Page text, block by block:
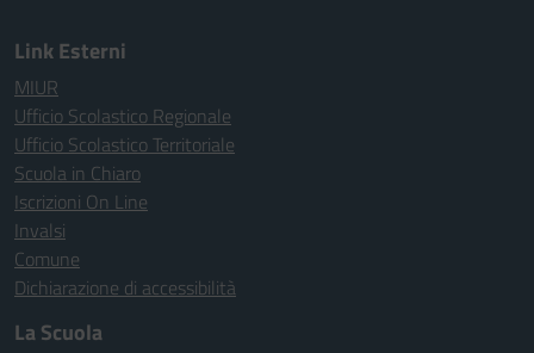
Link Esterni
MIUR
Ufficio Scolastico Regionale
Ufficio Scolastico Territoriale
Scuola in Chiaro
Iscrizioni On Line
Invalsi
Comune
Dichiarazione di accessibilità
La Scuola